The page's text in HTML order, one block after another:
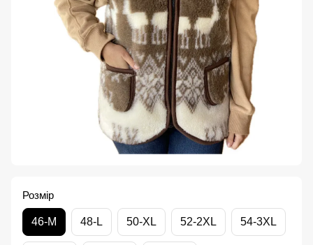
Розмір
46-M 48-L 50-XL 52-2XL 54-3XL